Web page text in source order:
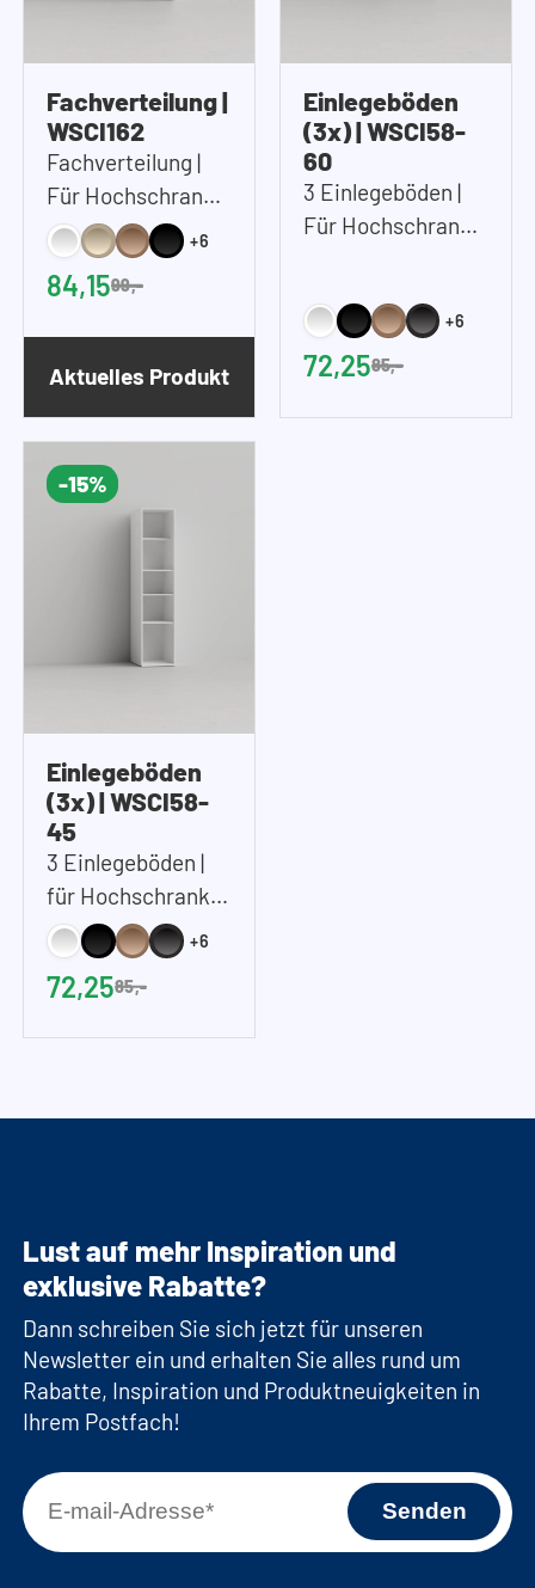
Fachverteilung |
WSCI162
Fachverteilung |
Für Hochschrank
45 cm und/oder 60
cm (B)
+6
84,1599,-
Aktuelles Produkt
Einlegeböden
(3x) | WSCI58-
60
3 Einlegeböden |
Für Hochschrank
+6
72,2585,-
-15%
Einlegeböden
(3x) | WSCI58-
45
3 Einlegeböden |
für Hochschrank
45 cm (B)
+6
72,2585,-
Lust auf mehr Inspiration und
exklusive Rabatte?
Dann schreiben Sie sich jetzt für unseren
Newsletter ein und erhalten Sie alles rund um
Rabatte, Inspiration und Produktneuigkeiten in
Ihrem Postfach!